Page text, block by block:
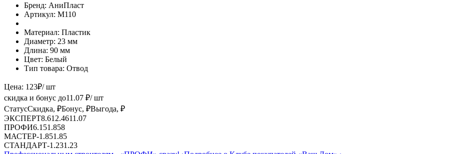
Бренд: АниПласт
Артикул: M110
Материал: Пластик
Диаметр: 23 мм
Длина: 90 мм
Цвет: Белый
Тип товара: Отвод
Цена: 123₽/ шт
скидка и бонус до11.07 ₽/ шт
СтатусСкидка, ₽Бонус, ₽Выгода, ₽
ЭКСПЕРТ8.61 2.4611.07
ПРОФИ6.151.858
МАСТЕР-1.851.85
СТАНДАРТ-1.231.23